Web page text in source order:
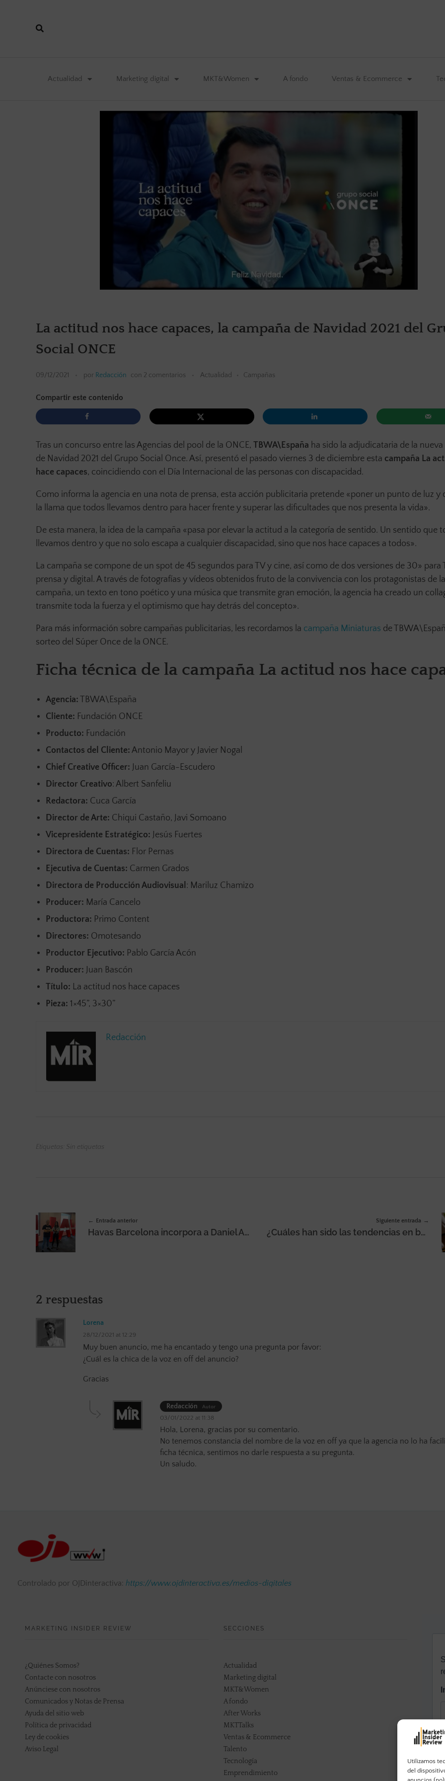
Utilizamos
del
Actualidad Marketing digital MKT&Women A fondo Ventas & Ecommerce
La actitud nos hace capaces, la campaña de Navidad 2021 del
Social ONCE
09/12/2021 por Redacción con 2 comentarios Actualidad Campañas
Compartir este contenido
Tras un concurso entre las Agencias del pool de la ONCE, TBWA\España ha sido la adjudicataria de la
de Navidad 2021 del Grupo Social Once. Así, presentó el pasado viernes 3 de diciembre esta campaña La
hace capaces, coincidiendo con el Día Internacional de las personas con discapacidad.
Como informa la agencia en una nota de prensa, esta acción publicitaria pretende «poner un punto de luz y
la llama que todos llevamos dentro para hacer frente y superar las dificultades que nos presenta la vida».
De esta manera, la idea de la campaña «pasa por elevar la actitud a la categoría de sentido. Un sentido que
llevamos dentro y que no solo escapa a cualquier discapacidad, sino que nos hace capaces a todos».
La campaña se compone de un spot de 45 segundos para TV y cine, así como de dos versiones de 30» para
prensa y digital. A través de fotografías y vídeos obtenidos fruto de la convivencia con los protagonistas de la
campaña, un texto en tono poético y una música que transmite gran emoción, la agencia ha creado un
transmite toda la fuerza y el optimismo que hay detrás del concepto».
Para más información sobre campañas publicitarias, les recordamos la campaña Miniaturas de
sorteo del Súper Once de la ONCE.
Ficha técnica de la campaña La actitud nos hace
Agencia: TBWA\España
Cliente: Fundación ONCE
Producto: Fundación
Contactos del Cliente: Antonio Mayor y Javier Nogal
Chief Creative Officer: Juan García-Escudero
Director Creativo: Albert Sanfeliu
Redactora: Cuca García
Director de Arte: Chiqui Castaño, Javi Somoano
Vicepresidente Estratégico: Jesús Fuertes
Directora de Cuentas: Flor Pernas
Ejecutiva de Cuentas: Carmen Grados
Directora de Producción Audiovisual : Mariluz Chamizo
Producer: María Cancelo
Productora: Primo Content
Directores: Omotesando
Productor Ejecutivo: Pablo García Acón
Producer: Juan Bascón
Título: La actitud nos hace capaces
Pieza: 1×45”, 3×30”
Redacción
Etiquetas: Sin etiquetas
Entrada anterior
Havas Barcelona incorpora a Daniel Albadalejo y a Anaí Meléndez como nueva dupla creativa
Siguiente entrada
¿Cuáles han sido las tendencias en búsquedas y lo más buscado en Google en 2021?
2 respuestas
Lorena
28/12/2021 at 12:29
Muy buen anuncio, me ha encantado y tengo una pregunta por favor:
¿Cuál es la chica de la voz en off del anuncio?
Gracias
Redacción Autor
03/01/2022 at 11:38
Hola, Lorena, gracias por su comentario.
No tenemos constancia del nombre de la voz en off ya que la agencia no lo ha
ficha técnica, sentimos no darle respuesta a su pregunta.
Un saludo.
Controlado por OJDinteractiva: https://www.ojdinteractiva.es/medios-digitales
MARKETING INSIDER REVIEW
¿Quiénes Somos?
Contacte con nosotros
Anúnciese con nosotros
Comunicados y Notas de Prensa
Ayuda del sitio web
Política de privacidad
Ley de cookies
Aviso Legal
SECCIONES
Actualidad
Marketing digital
MKT&Women
A fondo
After Works
MKTTalks
Ventas & Ecommerce
Talento
Tecnología
Emprendimiento